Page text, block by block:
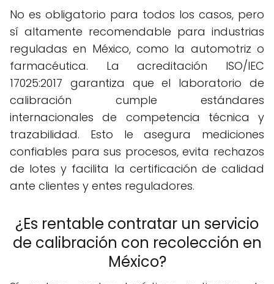
No es obligatorio para todos los casos, pero
sí altamente recomendable para industrias
reguladas en México, como la automotriz o
farmacéutica. La acreditación ISO/IEC
17025:2017 garantiza que el laboratorio de
calibración cumple estándares
internacionales de competencia técnica y
trazabilidad. Esto le asegura mediciones
confiables para sus procesos, evita rechazos
de lotes y facilita la certificación de calidad
ante clientes y entes reguladores.
¿Es rentable contratar un servicio
de calibración con recolección en
México?